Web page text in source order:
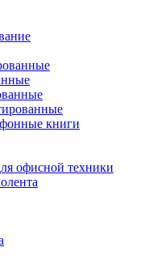
книги
офисной техники